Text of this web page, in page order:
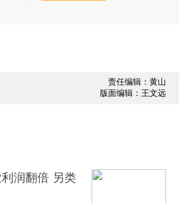
责任编辑：黄山
版面编辑：王文远
润翻倍 另类